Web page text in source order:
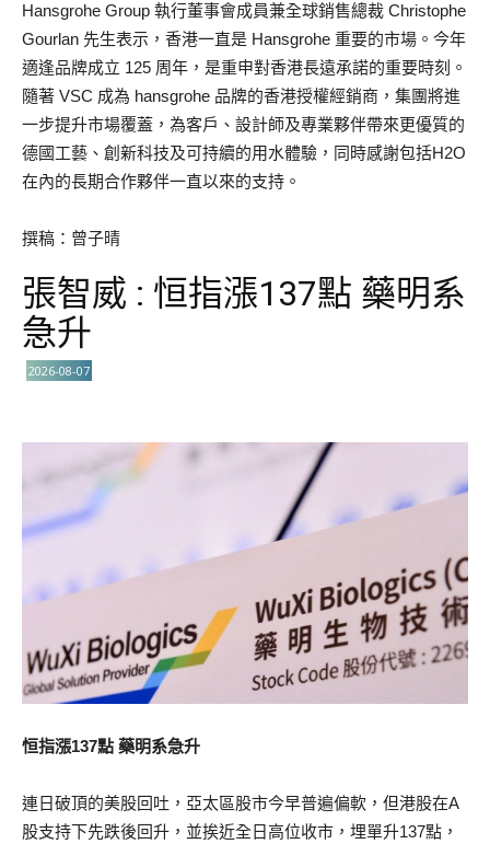
Hansgrohe Group 執行董事會成員兼全球銷售總裁 Christophe
Gourlan 先生表示，香港一直是 Hansgrohe 重要的市場。今年
適逢品牌成立 125 周年，是重申對香港長遠承諾的重要時刻。
隨著 VSC 成為 hansgrohe 品牌的香港授權經銷商，集團將進
一步提升市場覆蓋，為客戶、設計師及專業夥伴帶來更優質的
德國工藝、創新科技及可持續的用水體驗，同時感謝包括H2O
在內的長期合作夥伴一直以來的支持。
撰稿：曾子晴
張智威 : 恒指漲137點 藥明系
急升
2026-08-07
恒指漲137點 藥明系急升
連日破頂的美股回吐，亞太區股市今早普遍偏軟，但港股在A
股支持下先跌後回升，並挨近全日高位收市，埋單升137點，